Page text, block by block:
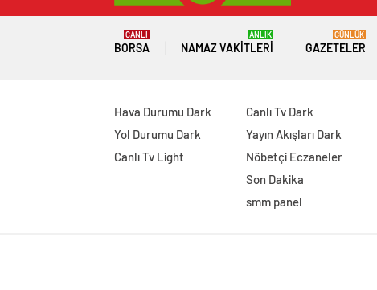
BORSA
CANLI
NAMAZ VAKITLERI
ANLIK
GAZETELER
GÜNLÜK
Hava Durumu Dark
Yol Durumu Dark
Canlı Tv Light
Canlı Tv Dark
Yayın Akışları Dark
Nöbetçi Eczaneler
Son Dakika
smm panel